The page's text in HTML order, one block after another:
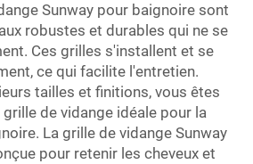
Sunway pour baignoire sont
robustes et durables qui ne se
Ces grilles s'installent et se
ce qui facilite l'entretien.
tailles et finitions, vous êtes
de vidange idéale pour la
La grille de vidange Sunway
pour retenir les cheveux et